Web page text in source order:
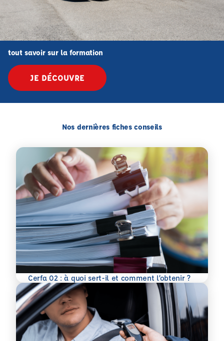
tout savoir sur la formation
JE DÉCOUVRE
Nos dernières fiches conseils
Cerfa 02 : à quoi sert-il et comment l’obtenir ?
En savoir plus